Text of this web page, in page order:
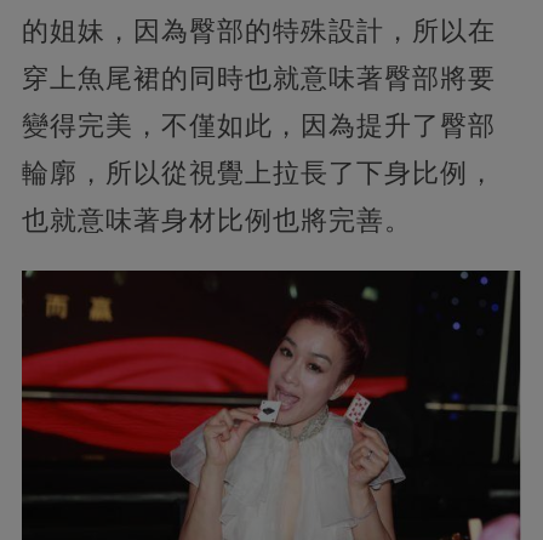
的姐妹，因為臀部的特殊設計，所以在
穿上魚尾裙的同時也就意味著臀部將要
變得完美，不僅如此，因為提升了臀部
輪廓，所以從視覺上拉長了下身比例，
也就意味著身材比例也將完善。